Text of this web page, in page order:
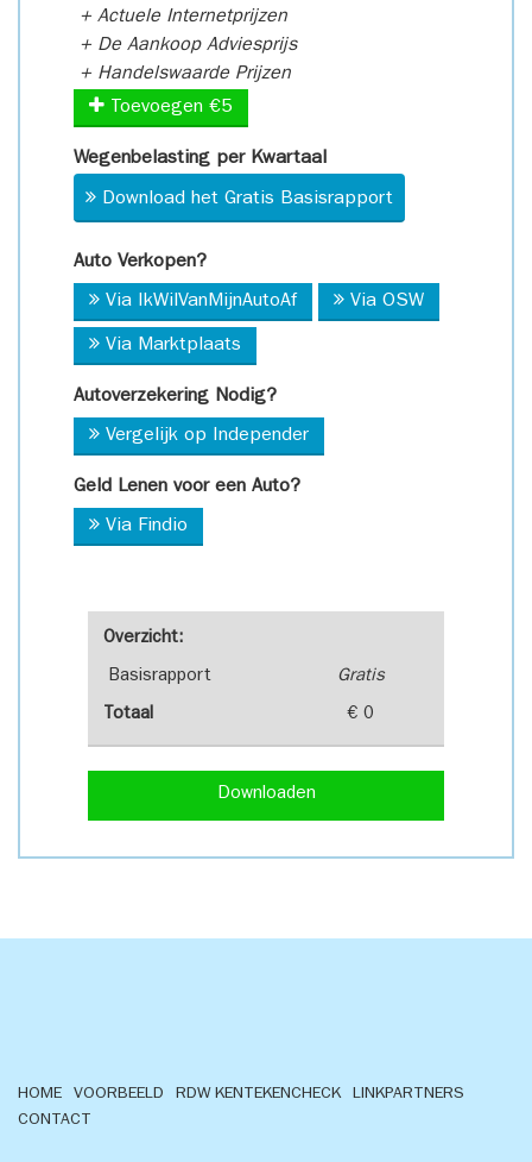
Overzicht:
Basisrapport Gratis
Totaal € 0
Downloaden
+ Actuele Internetprijzen
+ De Aankoop Adviesprijs
+ Handelswaarde Prijzen
Toevoegen €5
Wegenbelasting per Kwartaal
Download het Gratis Basisrapport
Auto Verkopen?
Via IkWilVanMijnAutoAf Via OSW
Via Marktplaats
Autoverzekering Nodig?
Vergelijk op Independer
Geld Lenen voor een Auto?
Via Findio
HOME VOORBEELD RDW KENTEKENCHECK
LINKPARTNERS
CONTACT